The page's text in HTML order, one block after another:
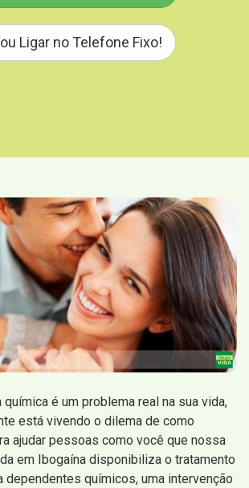
Ligar no Telefone Fixo!
é um problema real na sua vida,
está vivendo o dilema de como
ajudar pessoas como você que nossa
em Ibogaína disponibiliza o tratamento
dependentes químicos, uma intervenção